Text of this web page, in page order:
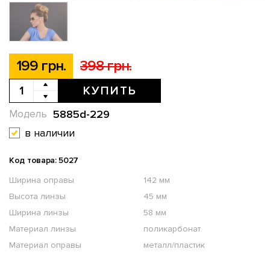
199 грн. 398 грн.
КУПИТЬ
5885d-229
Модель
в наличии
Код товара: 5027
Ширина оправы
142 мм
Высота линзы
45 мм
Ширина линзы
58 мм
Материал линзы
поликарбонат
Материал оправы
металл/пластик